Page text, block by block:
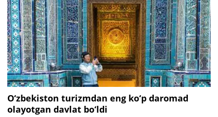
O‘zbekiston turizmdan eng ko‘p daromad
olayotgan davlat bo‘ldi